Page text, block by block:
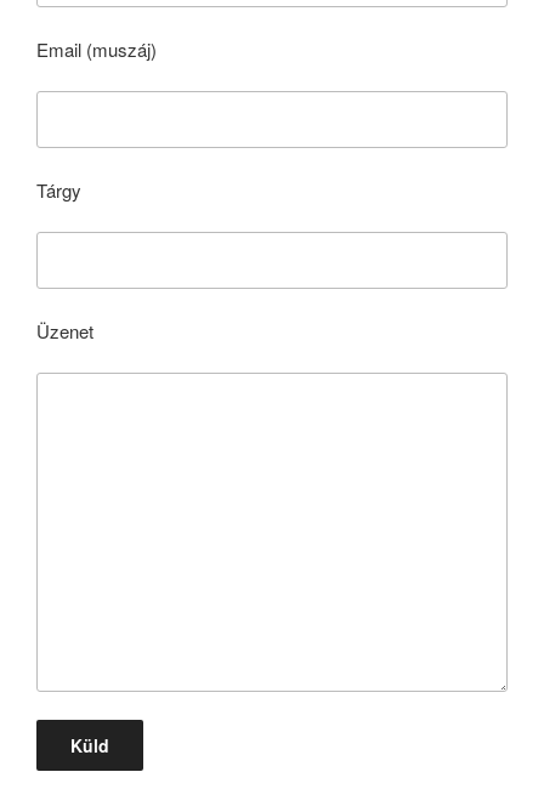
Email (muszáj)
Tárgy
Üzenet